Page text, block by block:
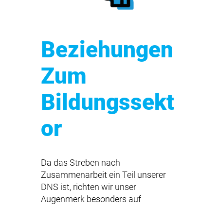
Beziehungen
Zum
Bildungssekt
or
Da das Streben nach
Zusammenarbeit ein Teil unserer
DNS ist, richten wir unser
Augenmerk besonders auf